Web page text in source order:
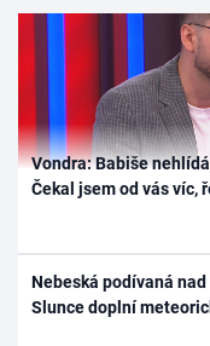
Vondra: Babiše
Čekal jsem od vás víc,
Nebeská podívaná
Slunce doplní